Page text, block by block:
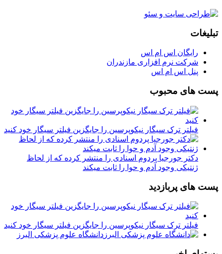
تبلیغات
رایگان اس ام اس
شرکت نرم افزاری مازندران
پنل اس ام اس
پست های محبوب
فیلتر ترک سیگار نیکوپرسین را جایگزین فیلتر سیگار خود کنید
دکتر جورجیا پردوم اسنادی را منتشر کرده که از لحاظ
ژنتیکی وجود آدم و حوا را ثابت میکند
پست های پربازدید
فیلتر ترک سیگار نیکوپرسین را جایگزین فیلتر سیگار خود کنید
دانشگاه علوم پزشکی البرز